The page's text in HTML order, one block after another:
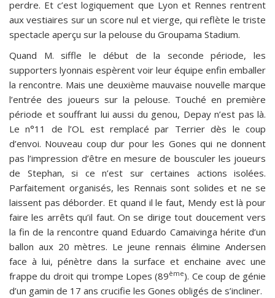
perdre. Et c’est logiquement que Lyon et Rennes rentrent
aux vestiaires sur un score nul et vierge, qui reflète le triste
spectacle aperçu sur la pelouse du Groupama Stadium.
Quand M. siffle le début de la seconde période, les
supporters lyonnais espèrent voir leur équipe enfin emballer
la rencontre. Mais une deuxième mauvaise nouvelle marque
l’entrée des joueurs sur la pelouse. Touché en première
période et souffrant lui aussi du genou, Depay n’est pas là.
Le n°11 de l’OL est remplacé par Terrier dès le coup
d’envoi. Nouveau coup dur pour les Gones qui ne donnent
pas l’impression d’être en mesure de bousculer les joueurs
de Stephan, si ce n’est sur certaines actions isolées.
Parfaitement organisés, les Rennais sont solides et ne se
laissent pas déborder. Et quand il le faut, Mendy est là pour
faire les arrêts qu’il faut. On se dirige tout doucement vers
la fin de la rencontre quand Eduardo Camaivinga hérite d’un
ballon aux 20 mètres. Le jeune rennais élimine Andersen
face à lui, pénètre dans la surface et enchaine avec une
frappe du droit qui trompe Lopes (89ème). Ce coup de génie
d’un gamin de 17 ans crucifie les Gones obligés de s’incliner.